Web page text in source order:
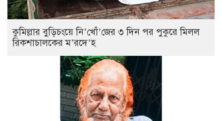
কুমিল্লার বুড়িচংয়ে নি’খোঁ’জের ৩ দিন পর পুকুরে মিলল
রিকশাচালকের ম’রদে’হ